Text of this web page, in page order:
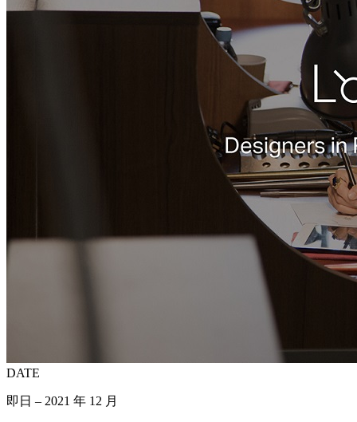
DATE
即日 – 2021 年 12 月